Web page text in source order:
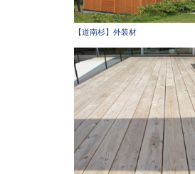
【道南杉】外装材